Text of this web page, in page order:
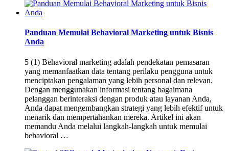
Panduan Memulai Behavioral Marketing untuk Bisnis
Anda
5 (1) Behavioral marketing adalah pendekatan pemasaran
yang memanfaatkan data tentang perilaku pengguna untuk
menciptakan pengalaman yang lebih personal dan relevan.
Dengan menggunakan informasi tentang bagaimana
pelanggan berinteraksi dengan produk atau layanan Anda,
Anda dapat mengembangkan strategi yang lebih efektif untuk
menarik dan mempertahankan mereka. Artikel ini akan
memandu Anda melalui langkah-langkah untuk memulai
behavioral …